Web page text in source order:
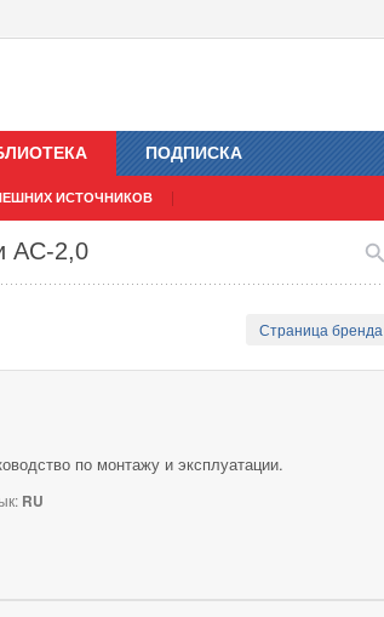
ИСТОЧНИКОВ
ПОДПИСКА
АС-2,0
Страница бренда
по монтажу и эксплуатации.
RU